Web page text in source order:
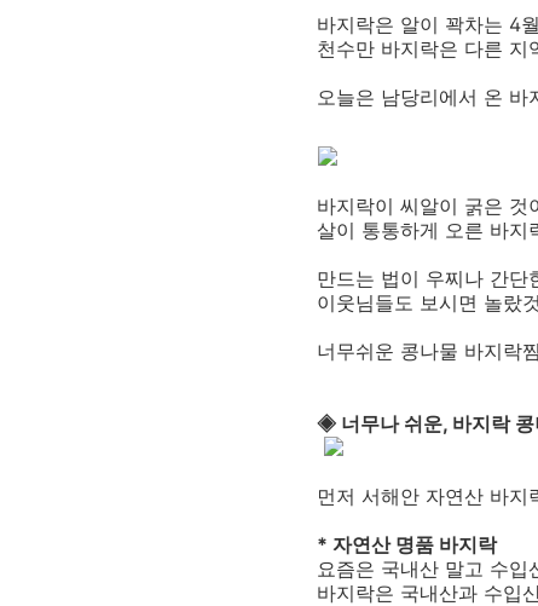
바지락은 알이 꽉차는 4
천수만 바지락은 다른 지
오늘은 남당리에서 온 바
바지락이 씨알이 굵은 것
살이 통통하게 오른 바지
만드는 법이 우찌나 간단
이웃님들도 보시면 놀랐
너무쉬운 콩나물 바지락
◈ 너무나 쉬운, 바지락
먼저 서해안 자연산 바지
* 자연산 명품 바지락
요즘은 국내산 말고 수입
바지락은 국내산과 수입